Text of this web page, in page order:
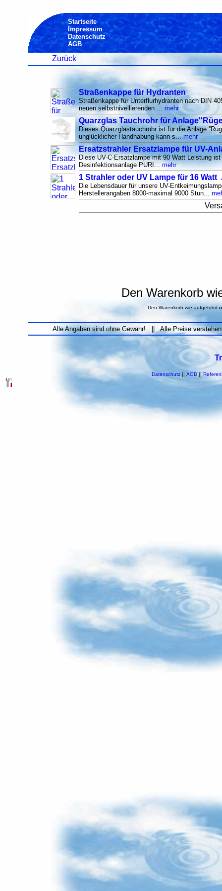
Startseite
Impressum
Datenschutz
AGB
Zurück
Straßenkappe für Hydranten
Straßenkappe für Unterflurhydranten nach DIN
neuen selbstnivellierenden ... mehr
Quarzglas Tauchrohr für
Dieses Quarzglastauchrohr ist für die Anlage
unglücklicher Handhabung kann s...mehr
Ersatzstrahler Ersatzlampe für UV-
Diese UV-C-Ersatzlampe mit 90 Watt Leistung
Desinfektionsanlage PURI... mehr
1 Strahler oder UV Lampe für 16
Die Lebensdauer für unsere UV-
Herstellerangaben 8000-maximal 9000 Stun...
Den Warenkorb
Den Warenkorb wie aufgeführt
Alle Angaben sind ohne Gewähr! || Alle Preise
Datenschutz||AGB ||